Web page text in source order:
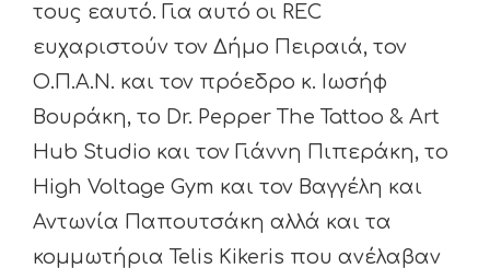
τους εαυτό. Για αυτό οι REC
ευχαριστούν τον Δήμο Πειραιά, τον
Ο.Π.Α.Ν. και τον πρόεδρο κ. Ιωσήφ
Βουράκη, το Dr. Pepper The Tattoo & Art
Hub Studio και τον Γιάννη Πιπεράκη, το
High Voltage Gym και τον Βαγγέλη και
Αντωνία Παπουτσάκη αλλά και τα
κομμωτήρια Telis Kikeris που ανέλαβαν